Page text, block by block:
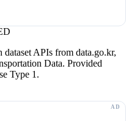
dataset APIs from data.go.kr,
Data. Provided
Type 1.